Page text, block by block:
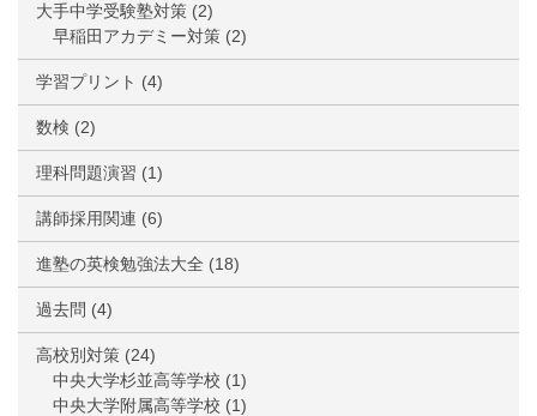
大手中学受験塾対策 (2)
早稲田アカデミー対策 (2)
学習プリント (4)
数検 (2)
理科問題演習 (1)
講師採用関連 (6)
進塾の英検勉強法大全 (18)
過去問 (4)
高校別対策 (24)
中央大学杉並高等学校 (1)
中央大学附属高等学校 (1)